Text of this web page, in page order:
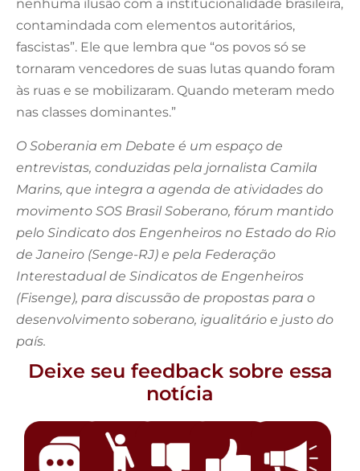
nenhuma ilusão com a institucionalidade brasileira,
contamindada com elementos autoritários,
fascistas”. Ele que lembra que “os povos só se
tornaram vencedores de suas lutas quando foram
às ruas e se mobilizaram. Quando meteram medo
nas classes dominantes.”
O Soberania em Debate é um espaço de
entrevistas, conduzidas pela jornalista Camila
Marins, que integra a agenda de atividades do
movimento SOS Brasil Soberano, fórum mantido
pelo Sindicato dos Engenheiros no Estado do Rio
de Janeiro (Senge-RJ) e pela Federação
Interestadual de Sindicatos de Engenheiros
(Fisenge), para discussão de propostas para o
desenvolvimento soberano, igualitário e justo do
país.
Deixe seu feedback sobre essa
notícia